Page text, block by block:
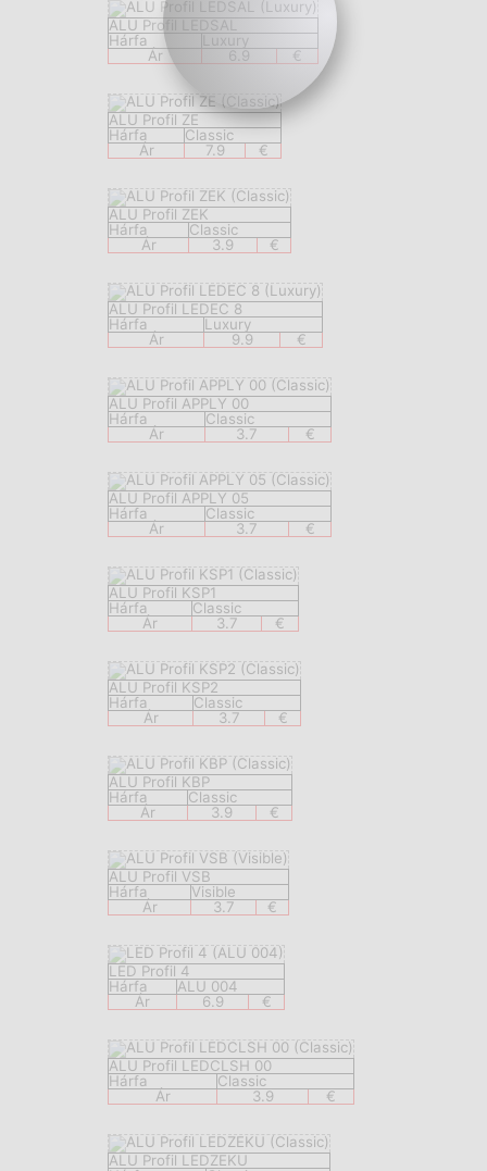
ALU Profil LEDSAL
Hárfa
Luxury
Ár
6.9 €
ALU Profil ZE
Hárfa
Classic
Ár
7.9 €
ALU Profil ZEK
Hárfa
Classic
Ár
3.9 €
ALU Profil LEDEC 8
Hárfa
Luxury
Ár
9.9 €
ALU Profil APPLY 00
Hárfa
Classic
Ár
3.7 €
ALU Profil APPLY 05
Hárfa
Classic
Ár
3.7 €
ALU Profil KSP1
Hárfa
Classic
Ár
3.7 €
ALU Profil KSP2
Hárfa
Classic
Ár
3.7 €
ALU Profil KBP
Hárfa
Classic
Ár
3.9 €
ALU Profil VSB
Hárfa
Visible
Ár
3.7 €
LED Profil 4
Hárfa
ALU 004
Ár
6.9 €
ALU Profil LEDCLSH 00
Hárfa
Classic
Ár
3.9 €
ALU Profil LEDZEKU